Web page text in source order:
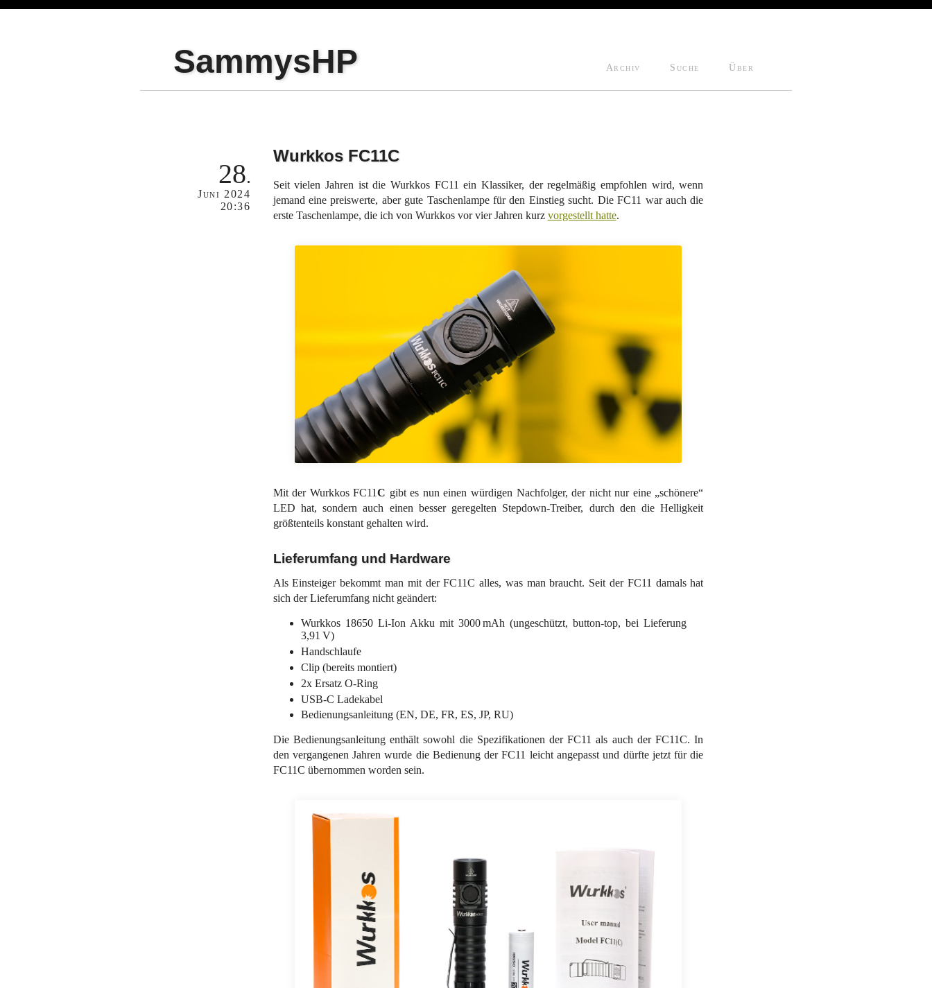
Archiv Suche Über
SammysHP
28
Juni 2024
20:36
Wurkkos FC11C
Seit vielen Jahren ist die Wurkkos FC11 ein Klassiker, der regelmäßig empfohlen wird, wenn
jemand eine preiswerte, aber gute Taschenlampe für den Einstieg sucht. Die FC11 war auch die
erste Taschenlampe, die ich von Wurkkos vor vier Jahren kurz vorgestellt hatte.
Mit der Wurkkos FC11C gibt es nun einen würdigen Nachfolger, der nicht nur eine „schönere“
LED hat, sondern auch einen besser geregelten Stepdown-Treiber, durch den die Helligkeit
größtenteils konstant gehalten wird.
Lieferumfang und Hardware
Als Einsteiger bekommt man mit der FC11C alles, was man braucht. Seit der FC11 damals hat
sich der Lieferumfang nicht geändert:
Wurkkos 18650 Li-Ion Akku mit 3000 mAh (ungeschützt, button-top, bei Lieferung
3,91 V)
Handschlaufe
Clip (bereits montiert)
2x Ersatz O-Ring
USB-C Ladekabel
Bedienungsanleitung (EN, DE, FR, ES, JP, RU)
Die Bedienungsanleitung enthält sowohl die Spezifikationen der FC11 als auch der FC11C. In
den vergangenen Jahren wurde die Bedienung der FC11 leicht angepasst und dürfte jetzt für die
FC11C übernommen worden sein.